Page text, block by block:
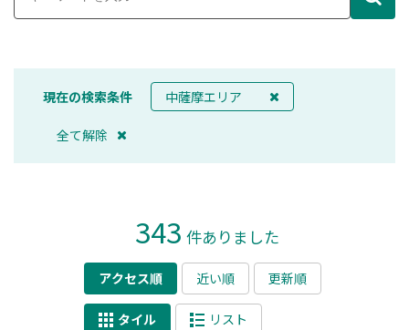
現在の検索条件 中薩摩エリア
全て解除
343 件ありました
アクセス順 近い順 更新順
タイル リスト